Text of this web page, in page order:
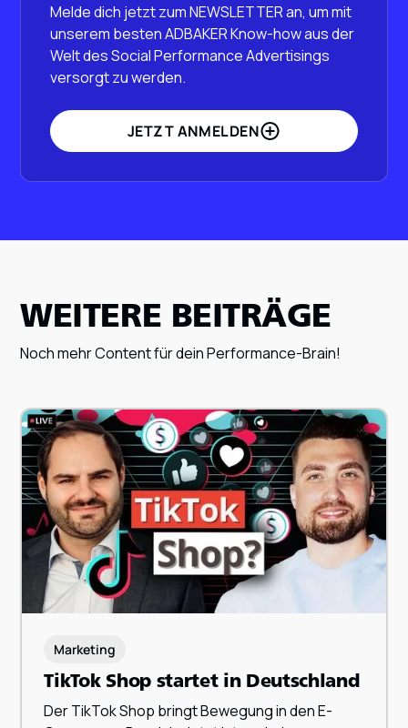
Melde dich jetzt zum NEWSLETTER an, um mit
unserem besten ADBAKER Know-how aus der
Welt des Social Performance Advertisings
versorgt zu werden.
JETZT ANMELDEN
WEITERE BEITRÄGE
Noch mehr Content für dein Performance-Brain!
ZUM BEITRAG
Marketing
TikTok Shop startet in Deutschland
Der TikTok Shop bringt Bewegung in den E-